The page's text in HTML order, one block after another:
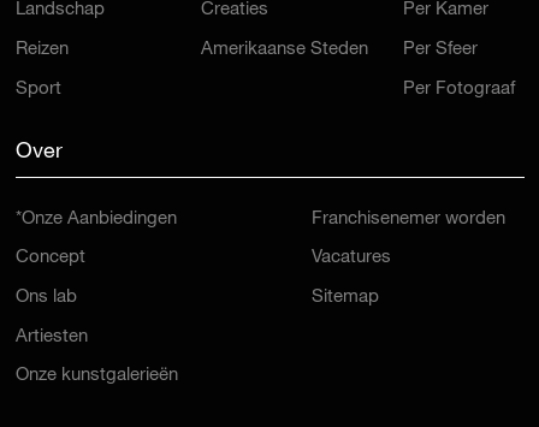
Landschap
Reizen
Sport
Creaties
Amerikaanse Steden
Per Kamer
Per Sfeer
Per Fotograaf
Over
*Onze Aanbiedingen
Concept
Ons lab
Artiesten
Onze kunstgalerieën
Franchisenemer worden
Vacatures
Sitemap